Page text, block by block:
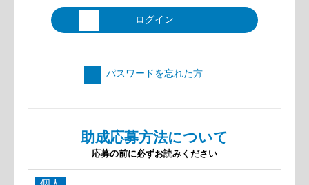
ログイン
パスワードを忘れた方
助成応募方法について
応募の前に必ずお読みください